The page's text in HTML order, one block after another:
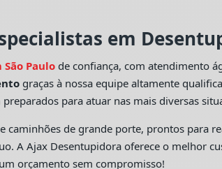
em
Paulo de confiança, com atendimento
graças à nossa equipe altamente
para atuar nas mais diversas
caminhões de grande porte, prontos para
A Ajax Desentupidora oferece o melhor
orçamento sem compromisso!